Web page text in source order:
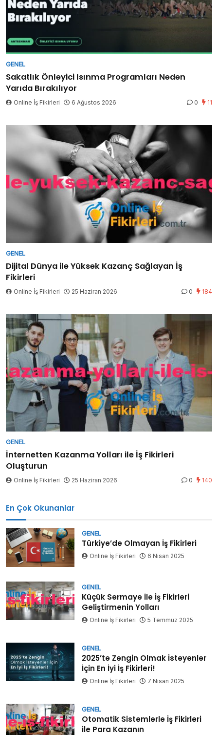
GENEL
Sakatlık Önleyici Isınma Programları Neden
Yarıda Bırakılıyor
Online İş Fikirleri 6 Ağustos 2026 0 11
GENEL
Dijital Dünya ile Yüksek Kazanç Sağlayan İş
Fikirleri
Online İş Fikirleri 25 Haziran 2026 0 184
GENEL
İnternetten Kazanma Yolları ile İş Fikirleri
Oluşturun
Online İş Fikirleri 25 Haziran 2026 0 140
En Çok Okunanlar
GENEL
Türkiye’de Olmayan İş Fikirleri
Online İş Fikirleri 6 Nisan 2025
GENEL
Küçük Sermaye ile İş Fikirleri
Geliştirmenin Yolları
Online İş Fikirleri 5 Temmuz 2025
GENEL
2025’te Zengin Olmak İsteyenler
İçin En İyi İş Fikirleri!
Online İş Fikirleri 7 Nisan 2025
GENEL
Otomatik Sistemlerle İş Fikirleri
ile Para Kazanın